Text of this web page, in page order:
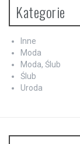
Kategorie
Inne
Moda
Moda, Ślub
Ślub
Uroda